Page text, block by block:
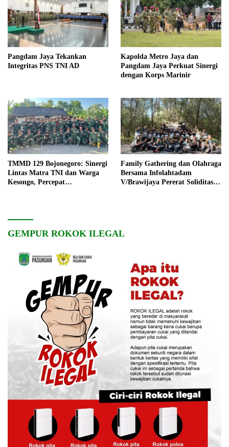
Pangdam Jaya Tekankan
Integritas PNS TNI AD
Kapolda Metro Jaya dan
Pangdam Jaya Perkuat Sinergi
dengan Korps Marinir
TMMD 129 Bojonegoro: Sinergi
Lintas Matra TNI dan Warga
Kesongo, Percepat
Family Gathering dan Olahraga
Bersama Infolahtadam
V/Brawijaya Pererat Soliditas
GEMPUR ROKOK ILEGAL